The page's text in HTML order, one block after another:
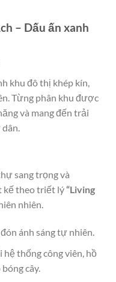
– Dấu ấn xanh
khu đô thị khép kín,
Từng phân khu được
và mang đến trải
sang trọng và
kế theo triết lý“Living
nhiên.
ánh sáng tự nhiên.
thống công viên, hồ
cây.